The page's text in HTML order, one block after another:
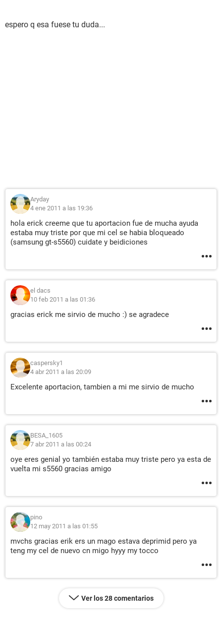
espero q esa fuese tu duda...
Aryday
4 ene 2011 a las 19:36
hola erick creeme que tu aportacion fue de mucha ayuda
estaba muy triste por que mi cel se habia bloqueado
(samsung gt-s5560) cuidate y beidiciones
el dacs
10 feb 2011 a las 01:36
gracias erick me sirvio de mucho :) se agradece
caspersky1
4 abr 2011 a las 20:09
Excelente aportacion, tambien a mi me sirvio de mucho
BESA_1605
7 abr 2011 a las 00:24
oye eres genial yo también estaba muy triste pero ya esta de
vuelta mi s5560 gracias amigo
pino
12 may 2011 a las 01:55
mvchs gracias erik ers un mago estava deprimid pero ya
teng my cel de nuevo cn migo hyyy my tocco
Ver los 28 comentarios